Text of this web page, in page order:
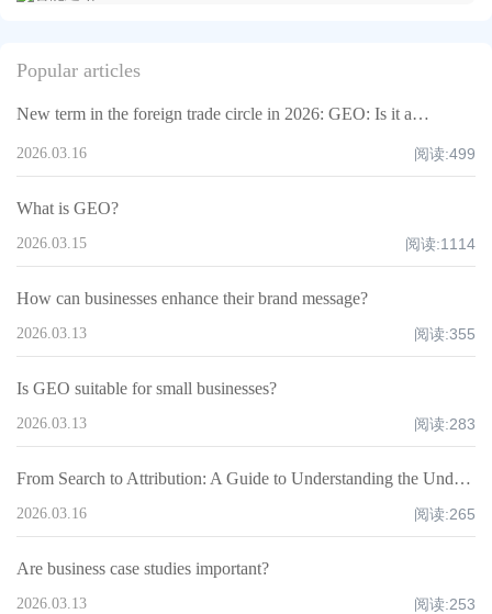
Popular articles
New term in the foreign trade circle in 2026: GEO: Is it a life-saving medicine or a way to fleece people?
2026.03.16 阅读:499
What is GEO?
2026.03.15 阅读:1114
How can businesses enhance their brand message?
2026.03.13 阅读:355
Is GEO suitable for small businesses?
2026.03.13 阅读:283
From Search to Attribution: A Guide to Understanding the Underlying Logic of GEO
2026.03.16 阅读:265
Are business case studies important?
2026.03.13 阅读:253